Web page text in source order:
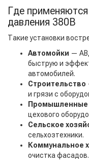
Где
давления 380В
Такие установки
Автомойки —
быструю и
автомобилей.
Строительство
и грязи с
Промышленные
цехового
Сельское
сельхозтехники.
Коммунальное
очистка фасадов.